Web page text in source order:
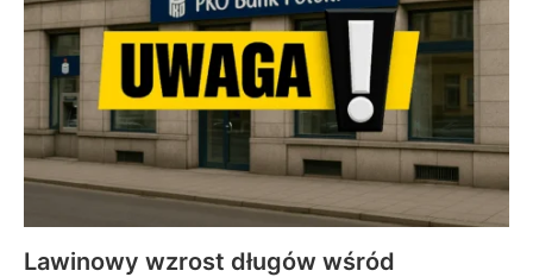
Lawinowy wzrost długów wśród